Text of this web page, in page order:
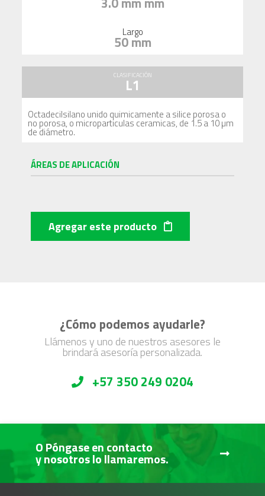
Largo
50 mm
CLASIFICACIÓN
L1
Octadecilsilano unido quimicamente a silice porosa o
no porosa, o microparticulas ceramicas, de 1.5 a 10 µm
de diámetro.
ÁREAS DE APLICACIÓN
Agregar este producto
¿Cómo podemos ayudarle?
Llámenos y uno de nuestros asesores le
brindará asesoría personalizada.
+57 350 249 0204
O Póngase en contacto
y nosotros lo llamaremos.